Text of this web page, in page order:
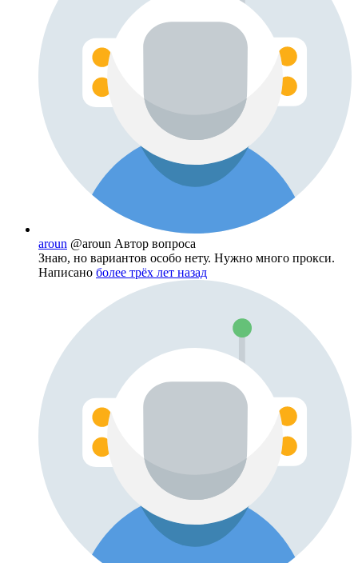
aroun @aroun Автор вопроса
Знаю, но вариантов особо нету. Нужно много прокси.
Написано более трёх лет назад